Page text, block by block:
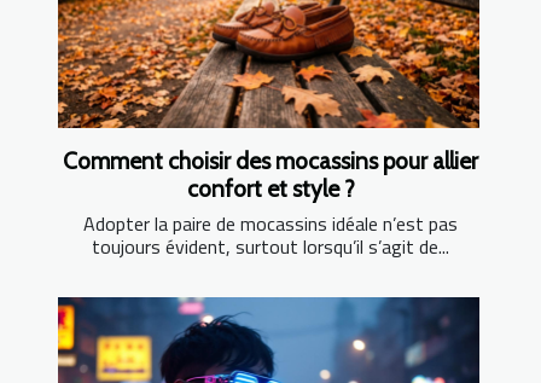
Comment choisir des mocassins pour allier
confort et style ?
Adopter la paire de mocassins idéale n’est pas
toujours évident, surtout lorsqu’il s’agit de...